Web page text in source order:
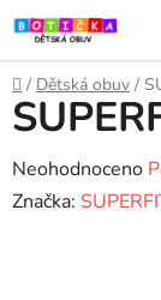
Přejít
na
obsah
Domů
/ Dětská obuv /
Průměrné
hodnocení
Neohodnoceno
Značka: